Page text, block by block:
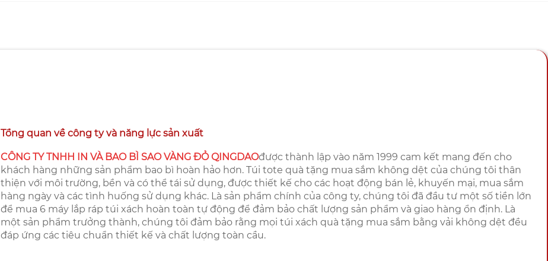
Tổng quan về công ty và năng lực sản xuất
CÔNG TY TNHH IN VÀ BAO BÌ SAO VÀNG ĐỎ QINGDAOđược thành lập vào năm 1999 cam kết mang đến cho
khách hàng những sản phẩm bao bì hoàn hảo hơn. Túi tote quà tặng mua sắm không dệt của chúng tôi thân
thiện với môi trường, bền và có thể tái sử dụng, được thiết kế cho các hoạt động bán lẻ, khuyến mại, mua sắm
hàng ngày và các tình huống sử dụng khác. Là sản phẩm chính của công ty, chúng tôi đã đầu tư một số tiền lớn
để mua 6 máy lắp ráp túi xách hoàn toàn tự động để đảm bảo chất lượng sản phẩm và giao hàng ổn định. Là
một sản phẩm trưởng thành, chúng tôi đảm bảo rằng mọi túi xách quà tặng mua sắm bằng vải không dệt đều
đáp ứng các tiêu chuẩn thiết kế và chất lượng toàn cầu.